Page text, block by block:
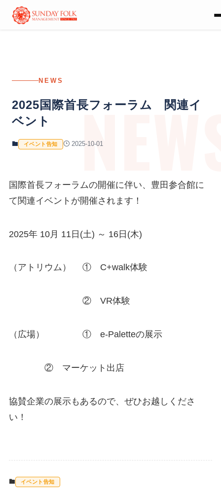
NEWS
2025国際首長フォーラム 関連イ
ベント
イベント告知 2025-10-01
国際首長フォーラムの開催に伴い、豊田参合館に
て関連イベントが開催されます！
2025年 10月 11日(土) ～ 16日(木)
（アトリウム） ① C+walk体験
② VR体験
（広場） ① e-Paletteの展示
② マーケット出店
協賛企業の展示もあるので、ぜひお越しくださ
い！
イベント告知